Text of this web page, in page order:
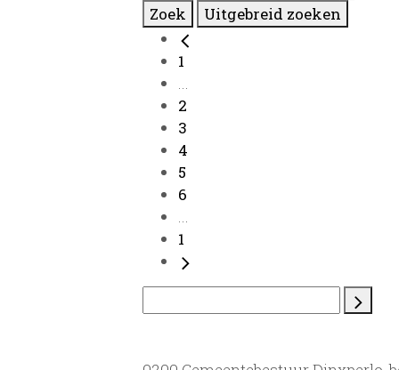
Zoek Uitgebreid zoeken
1
...
2
3
4
5
6
...
1